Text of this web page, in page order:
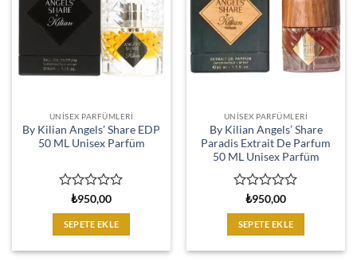
UNISEX PARFÜMLERI
By Kilian Angels’ Share EDP
50 ML Unisex Parfüm
üzerinden
0
oy
aldı
₺950,00
SEPETE EKLE
UNISEX PARFÜMLERI
By Kilian Angels’ Share
Paradis Extrait De Parfum
50 ML Unisex Parfüm
üzerinden
0
oy
aldı
₺950,00
SEPETE EKLE